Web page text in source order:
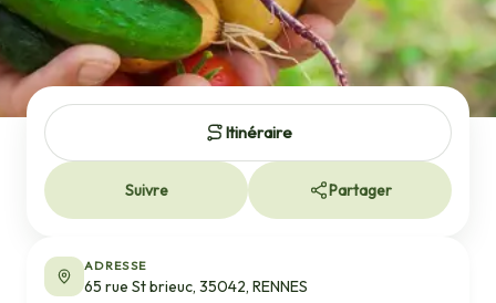
Itinéraire
Suivre Partager
ADRESSE
65 rue St brieuc, 35042, RENNES